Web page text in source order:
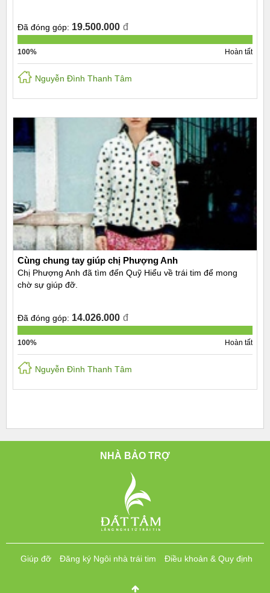
Đã đóng góp: 19.500.000 đ
100% Hoàn tất
Nguyễn Đình Thanh Tâm
Cùng chung tay giúp chị Phượng Anh
Chị Phượng Anh đã tìm đến Quỹ Hiểu về trái tim để mong
chờ sự giúp đỡ.
Đã đóng góp: 14.026.000 đ
100% Hoàn tất
Nguyễn Đình Thanh Tâm
NHÀ BẢO TRỢ
Giúp đỡ Đăng ký Ngôi nhà trái tim Điều khoản & Quy định